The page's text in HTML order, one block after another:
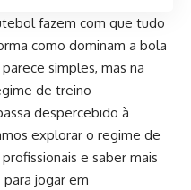
fazem com que tudo
como dominam a bola
simples, mas na
de treino
despercebido à
explorar o regime de
e saber mais
jogar em